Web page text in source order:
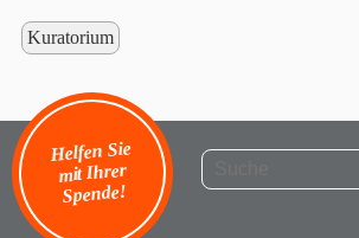
Kuratorium
Helfen Sie
mit Ihrer
Spende!